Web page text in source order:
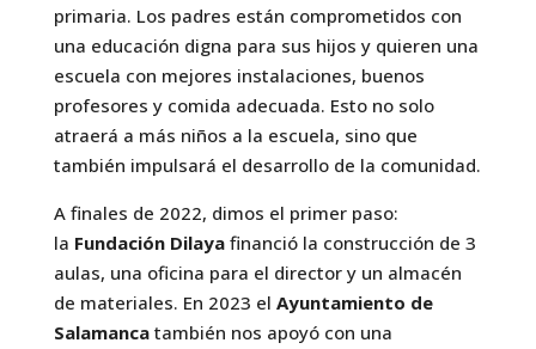
primaria. Los padres están comprometidos con
una educación digna para sus hijos y quieren una
escuela con mejores instalaciones, buenos
profesores y comida adecuada. Esto no solo
atraerá a más niños a la escuela, sino que
también impulsará el desarrollo de la comunidad.
A finales de 2022, dimos el primer paso:
la Fundación Dilayafinanció la construcción de 3
aulas, una oficina para el director y un almacén
de materiales. En 2023 el Ayuntamiento de
Salamancatambién nos apoyó con una